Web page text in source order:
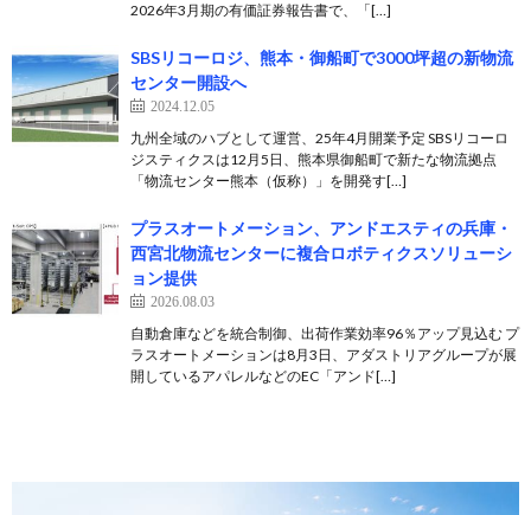
2026年3月期の有価証券報告書で、「[…]
SBSリコーロジ、熊本・御船町で3000坪超の新物流
センター開設へ
2024.12.05
九州全域のハブとして運営、25年4月開業予定 SBSリコーロ
ジスティクスは12月5日、熊本県御船町で新たな物流拠点
「物流センター熊本（仮称）」を開発す[…]
プラスオートメーション、アンドエスティの兵庫・
西宮北物流センターに複合ロボティクスソリューシ
ョン提供
2026.08.03
自動倉庫などを統合制御、出荷作業効率96％アップ見込む プ
ラスオートメーションは8月3日、アダストリアグループが展
開しているアパレルなどのEC「アンド[…]